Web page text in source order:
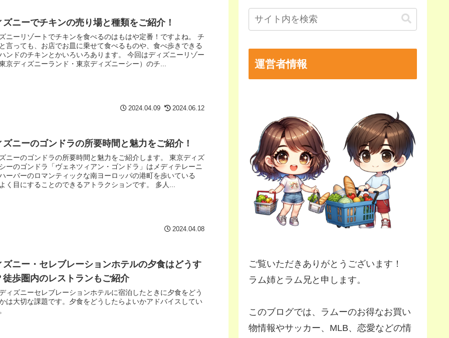
ズニーでチキンの売り場と種類をご紹介！
ニーリゾートでチキンを食べるのはもはや定番！ですよね。 チ
言っても、お店でお皿に乗せて食べるものや、食べ歩きできる
ンドのチキンとかいろいろあります。 今回はディズニーリゾー
京ディズニーランド・東京ディズニーシー）のチ...
2024.04.09 2024.06.12
ズニーのゴンドラの所要時間と魅力をご紹介！
ニーのゴンドラの所要時間と魅力をご紹介します。 東京ディズ
ーのゴンドラ「ヴェネツィアン・ゴンドラ」はメディテレーニ
ーバーのロマンティックな南ヨーロッパの港町を歩いている
く目にすることのできるアトラクションです。 多人...
2024.04.08
ズニー・セレブレーションホテルの夕食はどうす
徒歩圏内のレストランもご紹介
ィズニーセレブレーションホテルに宿泊したときに夕食をどう
は大切な課題です。夕食をどうしたらよいかアドバイスしてい
運営者情報
ご覧いただきありがとうございます！
ラム姉とラム兄と申します。
このブログでは、ラムーのお得なお買い
物情報やサッカー、MLB、恋愛などの情